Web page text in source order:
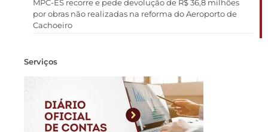
MPC-ES recorre e pede devolução de R$ 36,8 milhões
por obras não realizadas na reforma do Aeroporto de
Cachoeiro
Serviços